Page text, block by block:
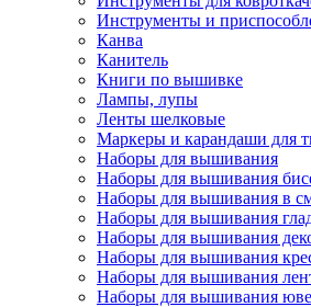
Инструменты и
Канва
Канитель
Книги по вышивке
Лампы, лупы
Ленты шелковые
Маркеры и карандаши для
Наборы для вышивания
Наборы для вышивания
Наборы для вышивания в
Наборы для вышивания
Наборы для вышивания
Наборы для вышивания
Наборы для вышивания
Наборы для вышивания